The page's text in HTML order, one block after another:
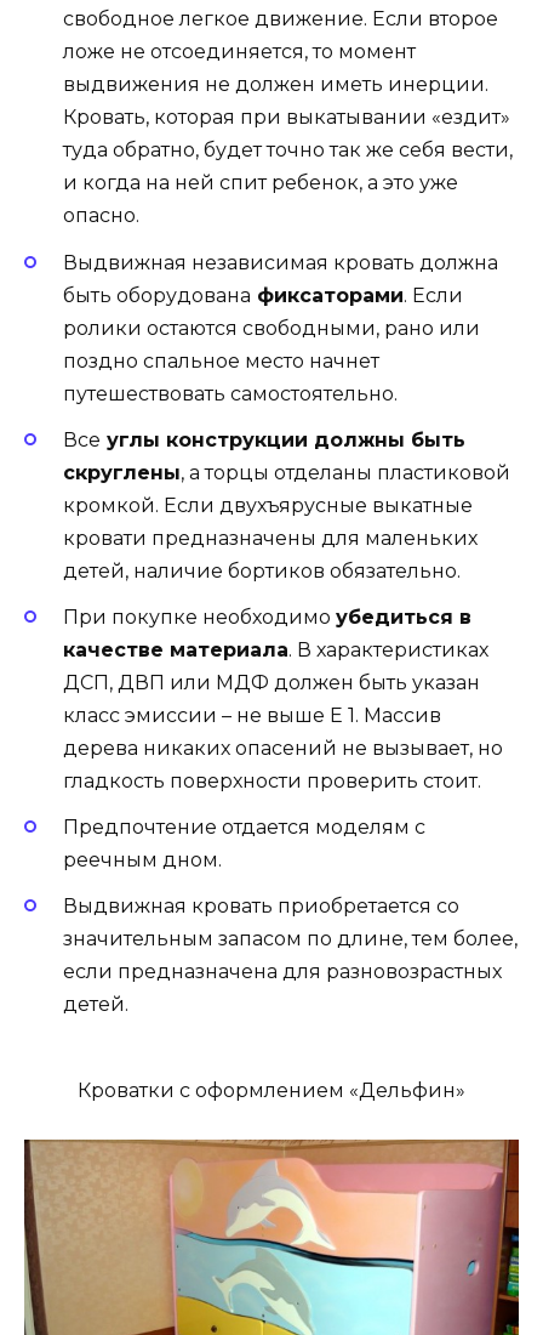
свободное легкое движение. Если второе
ложе не отсоединяется, то момент
выдвижения не должен иметь инерции.
Кровать, которая при выкатывании «ездит»
туда обратно, будет точно так же себя вести,
и когда на ней спит ребенок, а это уже
опасно.
Выдвижная независимая кровать должна
быть оборудована фиксаторами. Если
ролики остаются свободными, рано или
поздно спальное место начнет
путешествовать самостоятельно.
Все углы конструкции должны быть
скруглены, а торцы отделаны пластиковой
кромкой. Если двухъярусные выкатные
кровати предназначены для маленьких
детей, наличие бортиков обязательно.
При покупке необходимо убедиться в
качестве материала. В характеристиках
ДСП, ДВП или МДФ должен быть указан
класс эмиссии – не выше E 1. Массив
дерева никаких опасений не вызывает, но
гладкость поверхности проверить стоит.
Предпочтение отдается моделям с
реечным дном.
Выдвижная кровать приобретается со
значительным запасом по длине, тем более,
если предназначена для разновозрастных
детей.
Кроватки с оформлением «Дельфин»